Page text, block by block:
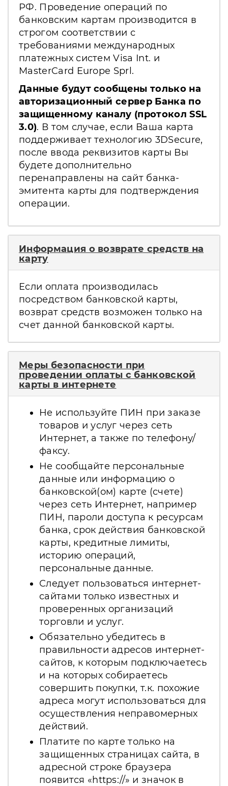
РФ. Проведение операций по
банковским картам производится в
строгом соответствии с
требованиями международных
платежных систем Visa Int. и
MasterCard Europe Sprl.
Данные будут сообщены только на
авторизационный сервер Банка по
защищенному каналу (протокол SSL
3.0). В том случае, если Ваша карта
поддерживает технологию 3DSecure,
после ввода реквизитов карты Вы
будете дополнительно
перенаправлены на сайт банка-
эмитента карты для подтверждения
операции.
Информация о возврате средств на
карту
Если оплата производилась
посредством банковской карты,
возврат средств возможен только на
счет данной банковской карты.
Меры безопасности при
проведении оплаты с банковской
карты в интернете
Не используйте ПИН при заказе
товаров и услуг через сеть
Интернет, а также по телефону/
факсу.
Не сообщайте персональные
данные или информацию о
банковской(ом) карте (счете)
через сеть Интернет, например
ПИН, пароли доступа к ресурсам
банка, срок действия банковской
карты, кредитные лимиты,
историю операций,
персональные данные.
Следует пользоваться интернет-
сайтами только известных и
проверенных организаций
торговли и услуг.
Обязательно убедитесь в
правильности адресов интернет-
сайтов, к которым подключаетесь
и на которых собираетесь
совершить покупки, т.к. похожие
адреса могут использоваться для
осуществления неправомерных
действий.
Платите по карте только на
защищенных страницах сайта, в
адресной строке браузера
появится «https://» и значок в